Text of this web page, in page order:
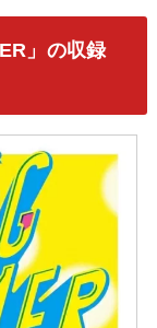
」の収録